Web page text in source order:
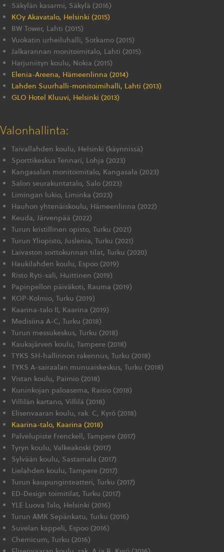
Säkylän kasarmi, Säkylä (2016)
KOy Akavatalo, Helsinki (2015)
BW Tower, Lahti (2015)
Vuokatin urheiluhalli, Sotkamo (2015)
Jalkarannan monitoimitalo, Lahti (2015)
Harjuniityn koulu, Nokia (2015)
Elenia-Areena, Hämeenlinna (2014)
Lahden Suurhalli-monitoimihalli, Lahti (2013)
GLO Hotel Kluuvi, Helsinki (2013)
Valonhallinta:
Taivallahden koulu, Helsinki (käynnissä)
Sporttikeskus Tennari, Lohja (2023)
Kangasalan monitoimitalo, Kangasala (2023)
Salon seurakuntatalo, Salo (2023)
Limingan lukio, Liminka (2023)
Hauhon yhtenäiskoulu, Hämeenlinna (2022)
Keuda, Järvenpää (2022)
Turun kristillinen opisto, Turku (2021)
Turun Yliopisto, Juslenia, Turku (2021)
Laivaston soittokunnan tilat, Turku (2020)
Haukilahden koulu, Espoo (2019)
Risto Ryti-sali, Huittinen (2019)
Papinpellon päiväkoti, Rauma (2019)
KOP-Kolmio, Turku (2019)
Kaarina-talo II, Kaarina (2019)
Medisiina A-C, Turku (2018)
Turun messukeskus, Turku (2018)
Kaukajärven koulu, Tampere (2018)
TYKS SH-hallinnon rakennus, Turku (2018)
TYKS A-sairaalan munuaiskeskus, Turku (2018)
Vistan koulu, Paimio (2018)
Kuninkojan paloasema, Raisio (2018)
Villilän kartano, Villilä (2018)
Elisenvaaran koulu, rak. C, Kyrö (2018)
Kaarina-talo, Kaarina (2018)
Palvelupiste Frenckell, Tampere (2017)
Tyryn koulu, Valkeakoski (2017)
Sylvään koulu, Sastamala (2017)
Lielahden koulu, Tampere (2017)
Turun kaupunginteatteri, Turku (2017)
ED-Design toimitilat, Turku (2017)
YLE Luova Talo, Helsinki (2016)
Turun AMK Sepänkatu, Turku (2016)
Suvelan kappeli, Espoo (2016)
Chemicum, Turku (2016)